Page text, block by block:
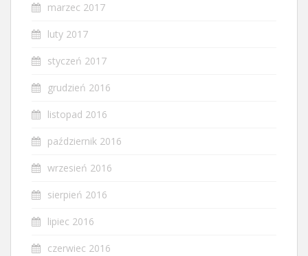
marzec 2017
luty 2017
styczeń 2017
grudzień 2016
listopad 2016
październik 2016
wrzesień 2016
sierpień 2016
lipiec 2016
czerwiec 2016